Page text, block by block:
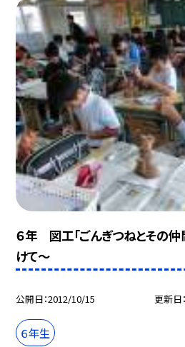
６年 図工「ごんぎつねとその仲
けて〜
公開日 2012/10/15 更新日
６年生